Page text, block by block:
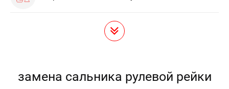
замена сальника рулевой рейки